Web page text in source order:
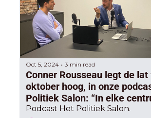
Oct 5, 2024 • 3 min read
Conner Rousseau legt de lat
oktober hoog, in onze
Politiek Salon: “In elke
socialisten in het bestuur”
Podcast Het Politiek Salon.